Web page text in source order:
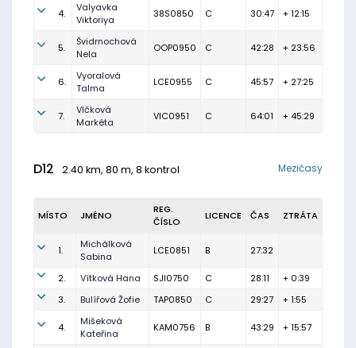
4.
Valyavka
Viktoriya
38S0850 C 30:47 + 12:15
5.
Švidrnochová
Nela
OOP0950 C 42:28 + 23:56
6.
Vyoralová
Talma
LCE0955 C 45:57 + 27:25
7.
Vlčková
Markéta
VIC0951 C 64:01 + 45:29
D12 2.40 km, 80 m, 8 kontrol Mezičasy
MÍSTO JMÉNO
REG.
ČÍSLO
LICENCE ČAS ZTRÁTA
1.
Michálková
Sabina
LCE0851 B 27:32
2. Vítková Hana SJI0750 C 28:11
+ 0:39
3.
Bulířová Žofie TAP0850 C 29:27 + 1:55
4.
Mišeková
Kateřina
KAM0756 B 43:29 + 15:57